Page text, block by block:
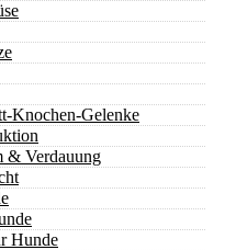
Knochen-Gelenke
& Verdauung
Hunde